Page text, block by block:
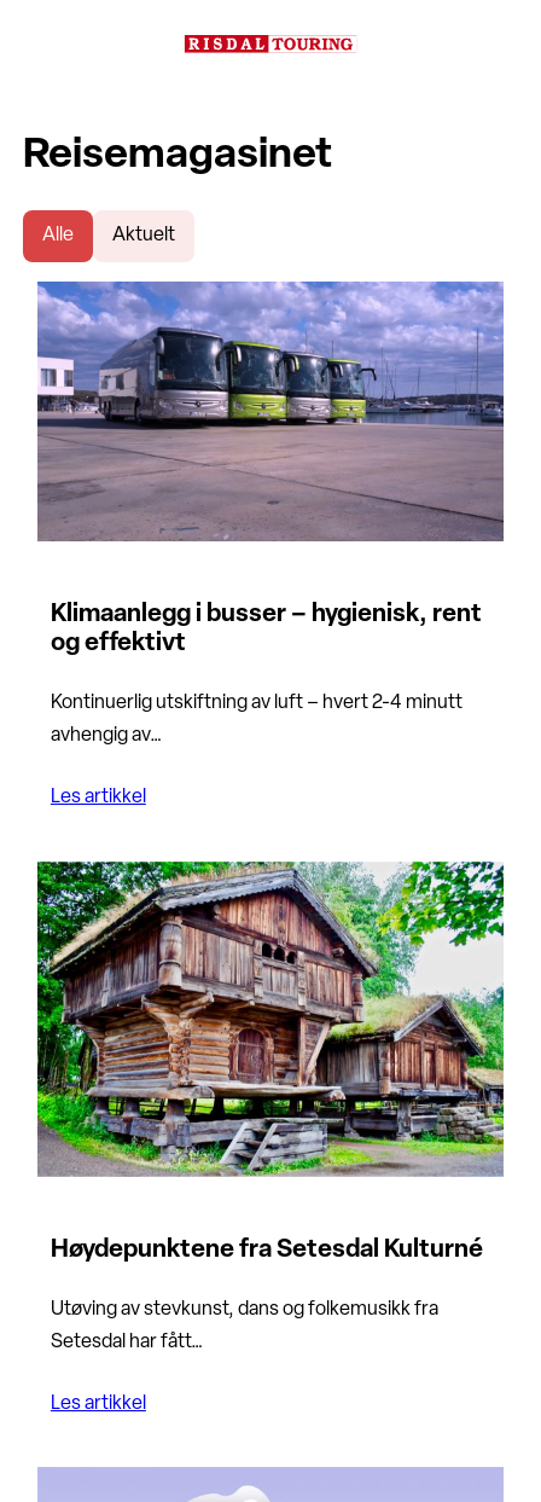
Reisemagasinet
Alle Aktuelt
Klimaanlegg i busser – hygienisk, rent
og effektivt
Kontinuerlig utskiftning av luft – hvert 2-4 minutt
avhengig av…
Les artikkel
Høydepunktene fra Setesdal Kulturné
Utøving av stevkunst, dans og folkemusikk fra
Setesdal har fått…
Les artikkel